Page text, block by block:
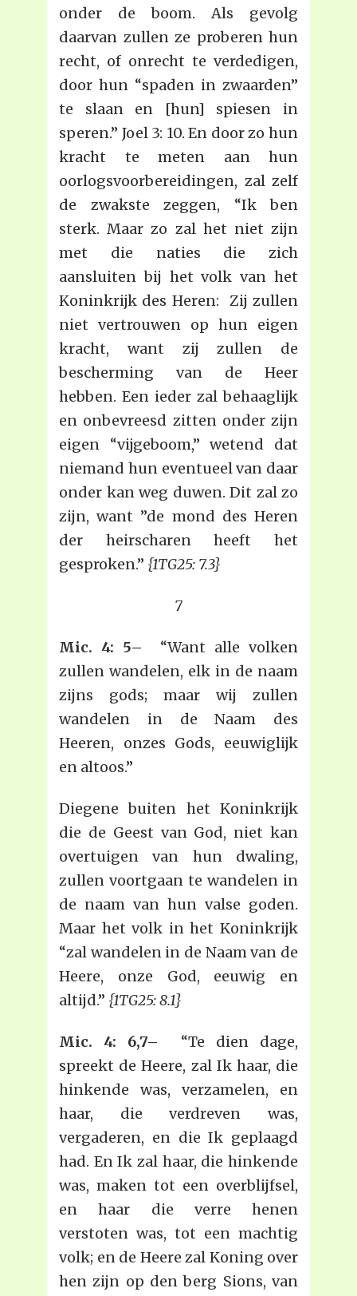
onder de boom. Als gevolg
daarvan zullen ze proberen hun
recht, of onrecht te verdedigen,
door hun “spaden in zwaarden”
te slaan en [hun] spiesen in
speren.” Joel 3: 10. En door zo hun
kracht te meten aan hun
oorlogsvoorbereidingen, zal zelf
de zwakste zeggen, “Ik ben
sterk. Maar zo zal het niet zijn
met die naties die zich
aansluiten bij het volk van het
Koninkrijk des Heren: Zij zullen
niet vertrouwen op hun eigen
kracht, want zij zullen de
bescherming van de Heer
hebben. Een ieder zal behaaglijk
en onbevreesd zitten onder zijn
eigen “vijgeboom,” wetend dat
niemand hun eventueel van daar
onder kan weg duwen. Dit zal zo
zijn, want ”de mond des Heren
der heirscharen heeft het
gesproken.” {1TG25: 7.3}
7
Mic. 4: 5– “Want alle volken
zullen wandelen, elk in de naam
zijns gods; maar wij zullen
wandelen in de Naam des
Heeren, onzes Gods, eeuwiglijk
en altoos.”
Diegene buiten het Koninkrijk
die de Geest van God, niet kan
overtuigen van hun dwaling,
zullen voortgaan te wandelen in
de naam van hun valse goden.
Maar het volk in het Koninkrijk
“zal wandelen in de Naam van de
Heere, onze God, eeuwig en
altijd.” {1TG25: 8.1}
Mic. 4: 6,7– “Te dien dage,
spreekt de Heere, zal Ik haar, die
hinkende was, verzamelen, en
haar, die verdreven was,
vergaderen, en die Ik geplaagd
had. En Ik zal haar, die hinkende
was, maken tot een overblijfsel,
en haar die verre henen
verstoten was, tot een machtig
volk; en de Heere zal Koning over
hen zijn op den berg Sions, van